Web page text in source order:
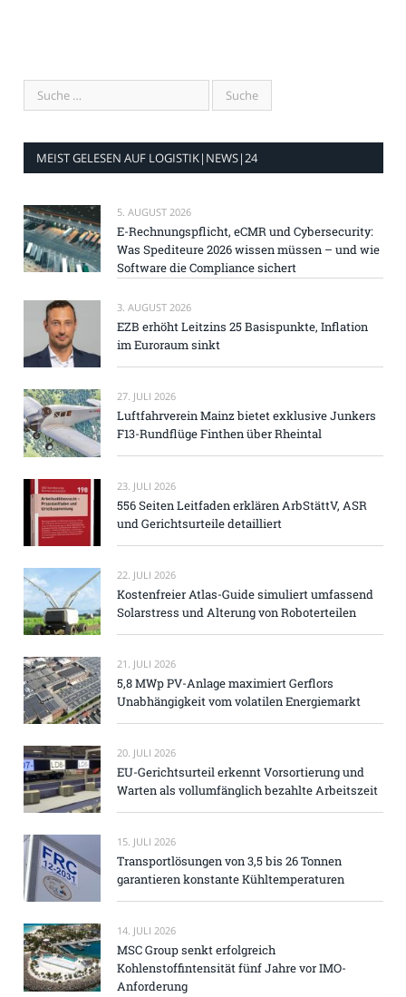
MEIST GELESEN AUF LOGISTIK|NEWS|24
5. AUGUST 2026
E-Rechnungspflicht, eCMR und Cybersecurity:
Was Spediteure 2026 wissen müssen – und wie
Software die Compliance sichert
3. AUGUST 2026
EZB erhöht Leitzins 25 Basispunkte, Inflation
im Euroraum sinkt
27. JULI 2026
Luftfahrverein Mainz bietet exklusive Junkers
F13-Rundflüge Finthen über Rheintal
23. JULI 2026
556 Seiten Leitfaden erklären ArbStättV, ASR
und Gerichtsurteile detailliert
22. JULI 2026
Kostenfreier Atlas-Guide simuliert umfassend
Solarstress und Alterung von Roboterteilen
21. JULI 2026
5,8 MWp PV-Anlage maximiert Gerflors
Unabhängigkeit vom volatilen Energiemarkt
20. JULI 2026
EU-Gerichtsurteil erkennt Vorsortierung und
Warten als vollumfänglich bezahlte Arbeitszeit
15. JULI 2026
Transportlösungen von 3,5 bis 26 Tonnen
garantieren konstante Kühltemperaturen
14. JULI 2026
MSC Group senkt erfolgreich
Kohlenstoffintensität fünf Jahre vor IMO-
Anforderung